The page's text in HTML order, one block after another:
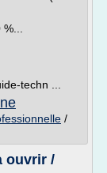
techn ...
/
ouvrir /